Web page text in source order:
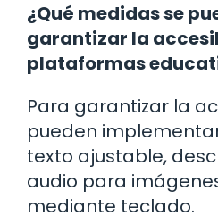
¿Qué medidas se
garantizar la
plataformas
Para garantizar la
pueden
texto ajustable,
audio para
mediante teclado.